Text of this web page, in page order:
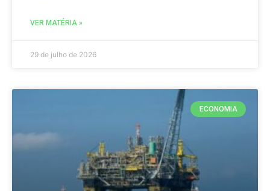
VER MATÉRIA »
29 de julho de 2026
ECONOMIA